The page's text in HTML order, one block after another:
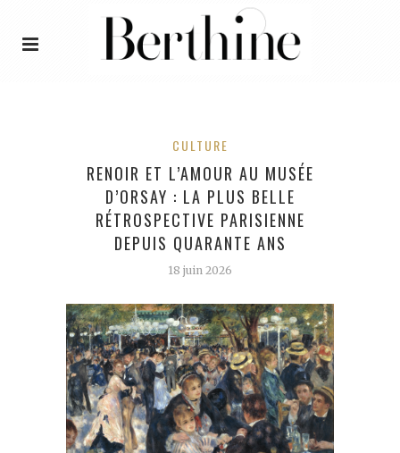
CULTURE
RENOIR ET L’AMOUR AU MUSÉE
D’ORSAY : LA PLUS BELLE
RÉTROSPECTIVE PARISIENNE
DEPUIS QUARANTE ANS
18 juin 2026